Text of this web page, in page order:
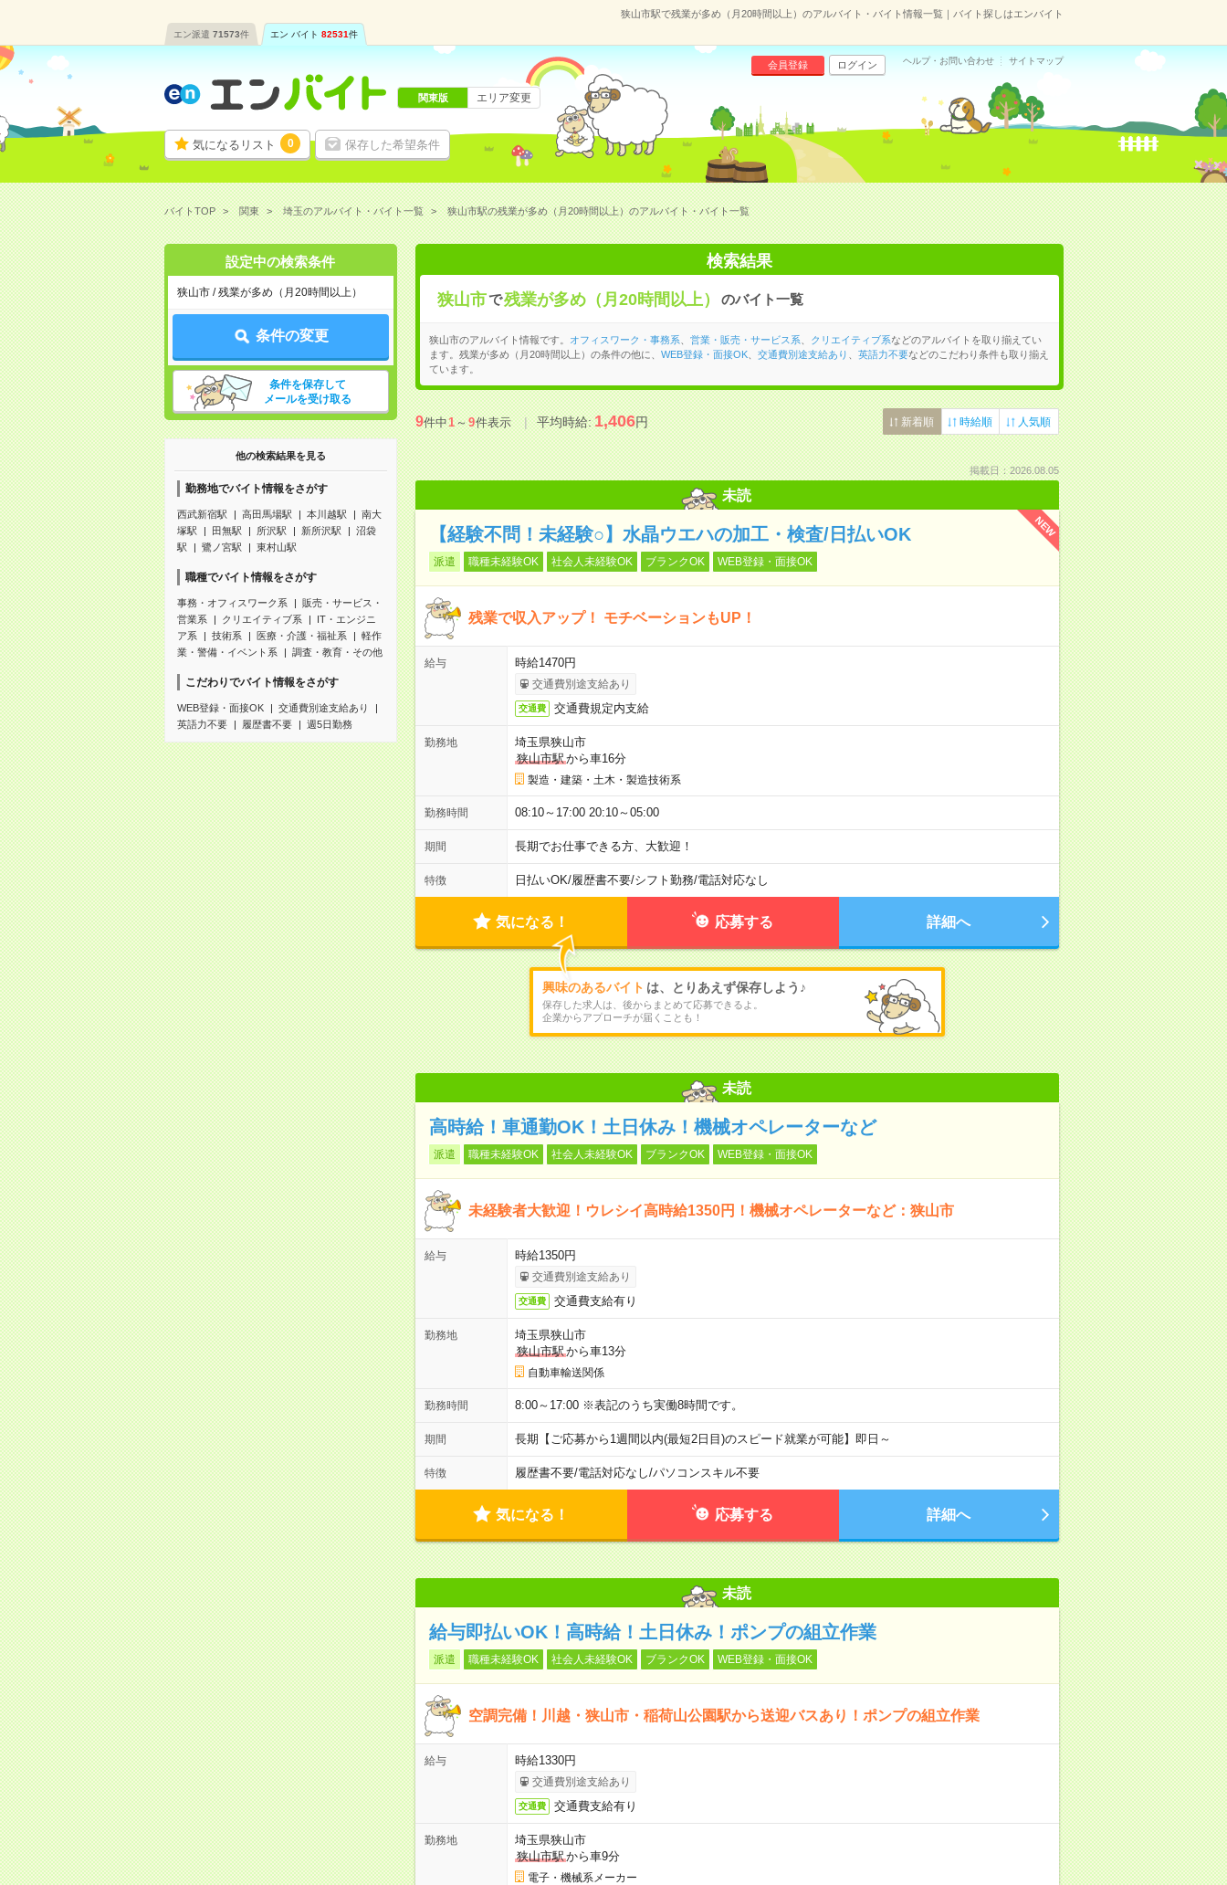
狭山市駅で残業が多め（月20時間以上）のアルバイト・バイト情報一覧｜バイト探しはエンバイト
エン派遣 71573件 エン バイト 82531件
気になるリスト 0 保存した希望条件
会員登録 ログイン ヘルプ・お問い合わせ サイトマップ
関東版 エリア変更
バイトTOP 関東 埼玉のアルバイト・バイト一覧 狭山市駅の残業が多め（月20時間以上）のアルバイト・バイト一覧
設定中の検索条件
狭山市 / 残業が多め（月20時間以上）
条件の変更
条件を保存して
メールを受け取る
他の検索結果を見る
勤務地でバイト情報をさがす
西武新宿駅 高田馬場駅 本川越駅
南大
塚駅
田無駅 所沢駅 新所沢駅
沼袋
駅
鷺ノ宮駅 東村山駅
職種でバイト情報をさがす
事務・オフィスワーク系
販売・サービス・
営業系
クリエイティブ系
IT・エンジニ
ア系
技術系 医療・介護・福祉系
軽作
業・警備・イベント系
調査・教育・その他
こだわりでバイト情報をさがす
WEB登録・面接OK
交通費別途支給あり
英語力不要
履歴書不要 週5日勤務
検索結果
狭山市で残業が多め（月20時間以上） のバイト一覧
狭山市のアルバイト情報です。 オフィスワーク・事務系 営業・販売・サービス系 クリエイティブ系などのアルバイトを取り揃えてい
ます。残業が多め（月20時間以上）の条件の他に、 WEB登録・面接OK、 交通費別途支給あり 英語力不要などのこだわり条件も取り揃え
ています。
9件中1～9件表示 平均時給:1,406円 新着順 時給順 人気順
掲載日：2026.08.05
未読
NEW
【経験不問！未経験○】水晶ウエハの加工・検査/日払いOK
派遣 職種未経験OK 社会人未経験OK ブランクOK WEB登録・面接OK
残業で収入アップ！ モチベーションもUP！
給与 時給1470円
交通費別途支給あり
交通費 交通費規定内支給
勤務地
埼玉県狭山市
狭山市駅から車16分
製造・建築・土木・製造技術系
勤務時間 08:10～17:00 20:10～05:00
期間 長期でお仕事できる方、大歓迎！
特徴 日払いOK/履歴書不要/シフト勤務/電話対応なし
気になる！ 応募する 詳細へ
興味のあるバイト は、とりあえず保存しよう♪
保存した求人は、後からまとめて応募できるよ。
企業からアプローチが届くことも！
未読
高時給！車通勤OK！土日休み！機械オペレーターなど
派遣 職種未経験OK 社会人未経験OK ブランクOK WEB登録・面接OK
未経験者大歓迎！ウレシイ高時給1350円！機械オペレーターなど：狭山市
給与 時給1350円
交通費別途支給あり
交通費 交通費支給有り
勤務地
埼玉県狭山市
狭山市駅から車13分
自動車輸送関係
勤務時間 8:00～17:00 ※表記のうち実働8時間です。
期間 長期【ご応募から1週間以内(最短2日目)のスピード就業が可能】即日～
特徴 履歴書不要/電話対応なし/パソコンスキル不要
気になる！ 応募する 詳細へ
未読
給与即払いOK！高時給！土日休み！ポンプの組立作業
派遣 職種未経験OK 社会人未経験OK ブランクOK WEB登録・面接OK
空調完備！川越・狭山市・稲荷山公園駅から送迎バスあり！ポンプの組立作業
給与 時給1330円
交通費別途支給あり
交通費 交通費支給有り
勤務地
埼玉県狭山市
狭山市駅から車9分
電子・機械系メーカー